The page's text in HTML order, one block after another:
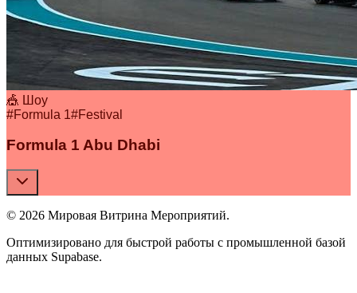
🎪 Шоу
#Formula 1#Festival
Formula 1 Abu Dhabi
© 2026 Мировая Витрина Мероприятий.
Оптимизировано для быстрой работы с промышленной базой
данных Supabase.